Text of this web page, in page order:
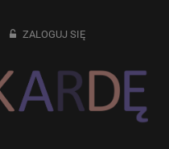
ZALOGUJ SIĘ